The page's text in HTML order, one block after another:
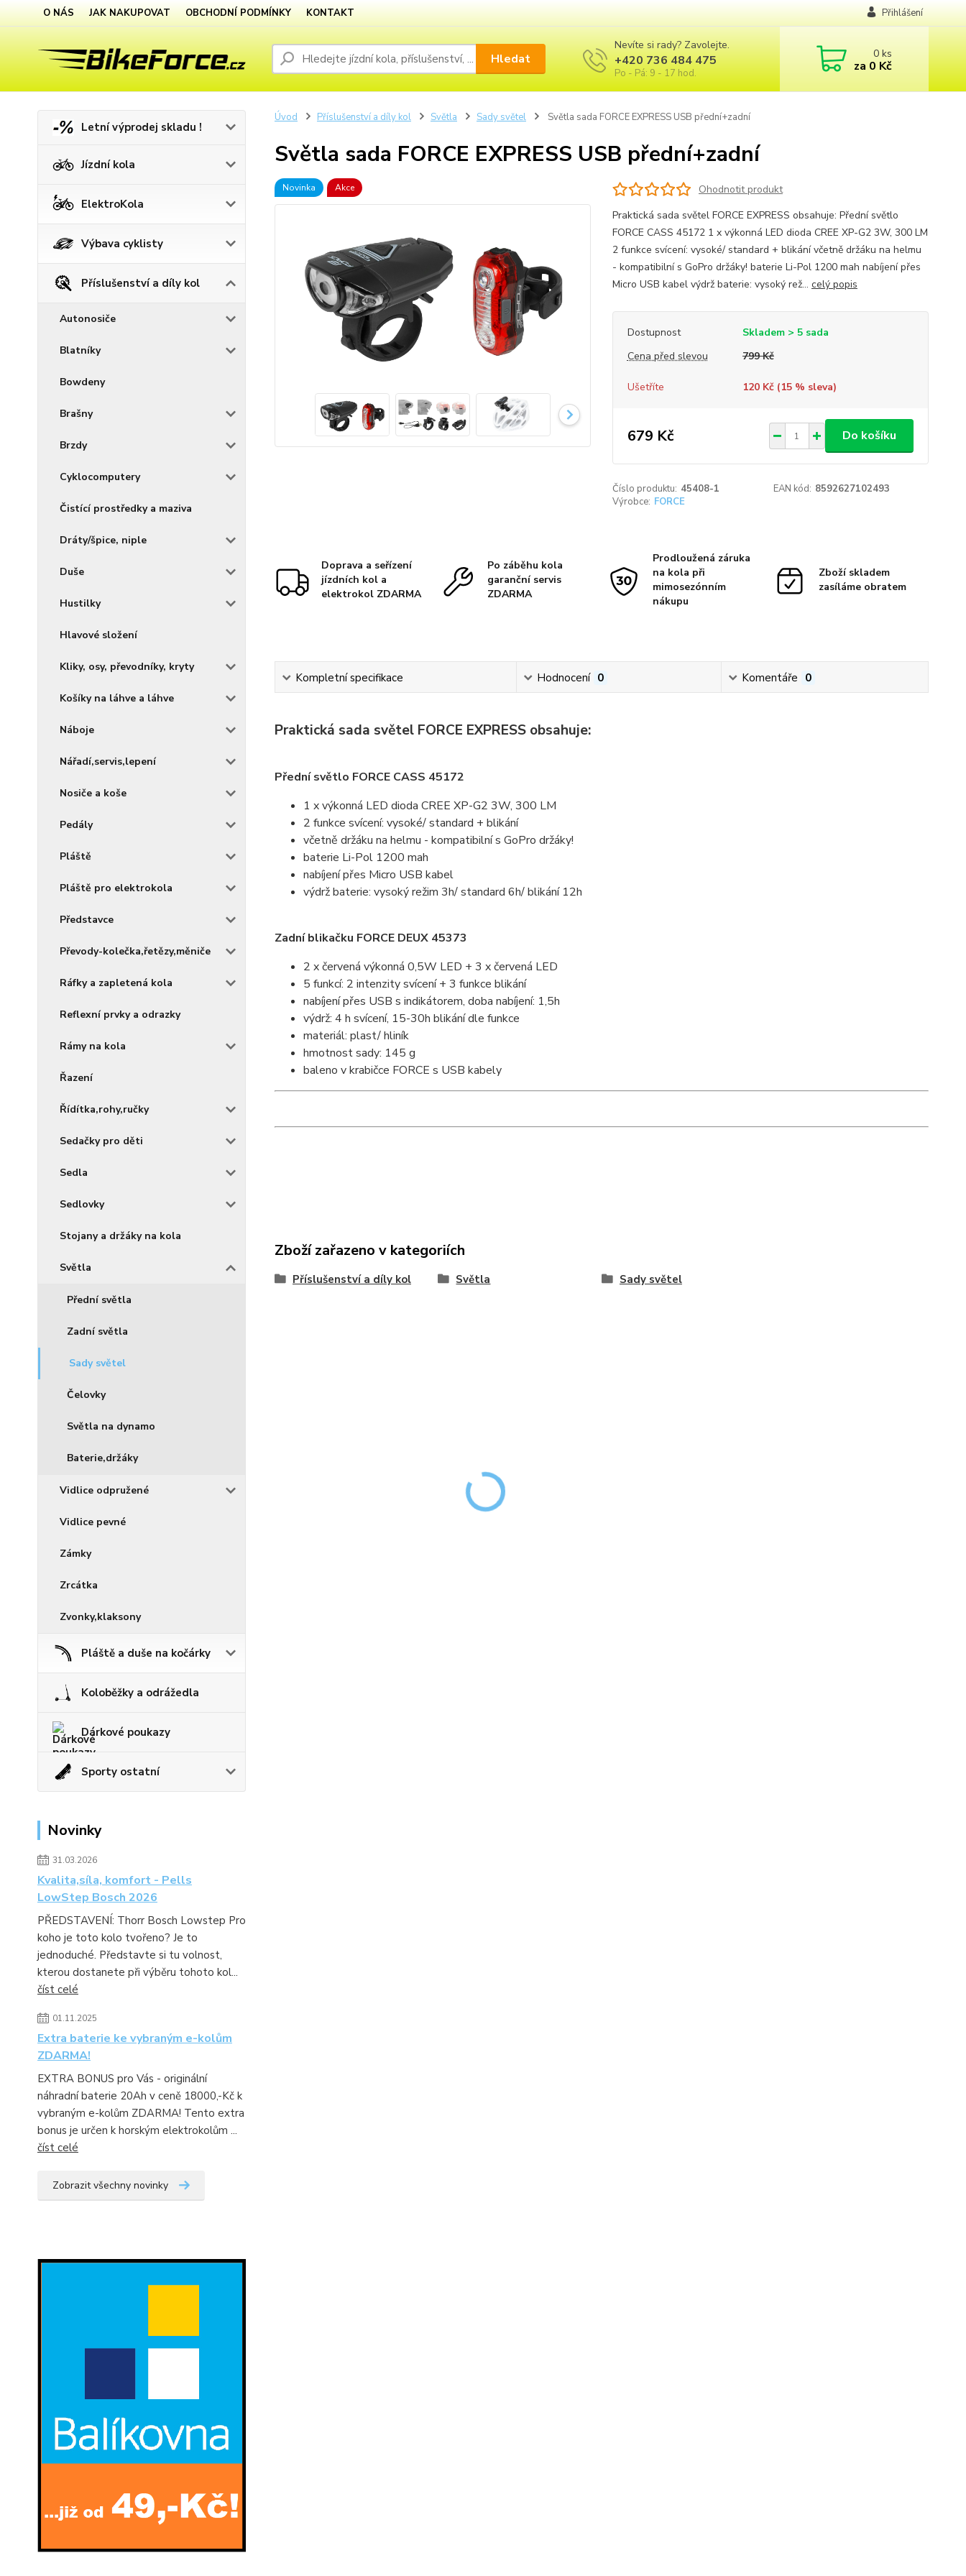
O NÁS JAK NAKUPOVAT OBCHODNÍ PODMÍNKY KONTAKT Přihlášení
Hledat
Nevíte si rady? Zavolejte.
+420 736 484 475
Po - Pá: 9 - 17 hod.
0ks
za 0 Kč
Letní výprodej skladu !
Jízdní kola
ElektroKola
Výbava cyklisty
Příslušenství a díly kol
Autonosiče
Blatníky
Bowdeny
Brašny
Brzdy
Cyklocomputery
Čistící prostředky a maziva
Dráty/špice, niple
Duše
Hustilky
Hlavové složení
Kliky, osy, převodníky, kryty
Košíky na láhve a láhve
Náboje
Nářadí,servis,lepení
Nosiče a koše
Pedály
Pláště
Pláště pro elektrokola
Představce
Převody-kolečka,řetězy,měniče
Ráfky a zapletená kola
Reflexní prvky a odrazky
Rámy na kola
Řazení
Řídítka,rohy,ručky
Sedačky pro děti
Sedla
Sedlovky
Stojany a držáky na kola
Světla
Přední světla
Zadní světla
Sady světel
Čelovky
Světla na dynamo
Baterie,držáky
Vidlice odpružené
Vidlice pevné
Zámky
Zrcátka
Zvonky,klaksony
Pláště a duše na kočárky
Koloběžky a odrážedla
Dárkové poukazy
Sporty ostatní
Novinky
31.03.2026
Kvalita,síla, komfort - Pells
LowStep Bosch 2026
PŘEDSTAVENÍ: Thorr Bosch Lowstep Pro
koho je toto kolo tvořeno? Je to
jednoduché. Představte si tu volnost,
kterou dostanete při výběru tohoto kol...
číst celé
01.11.2025
Extra baterie ke vybraným e-kolům
ZDARMA!
EXTRA BONUS pro Vás - originální
náhradní baterie 20Ah v ceně 18000,-Kč k
vybraným e-kolům ZDARMA! Tento extra
bonus je určen k horským elektrokolům ...
číst celé
Zobrazit všechny novinky
Úvod Příslušenství a díly kol Světla Sady světel Světla sada FORCE EXPRESS USB přední+zadní
Světla sada FORCE EXPRESS USB přední+zadní
Novinka Akce
Ohodnotit produkt
Praktická sada světel FORCE EXPRESS obsahuje: Přední světlo
FORCE CASS 45172 1 x výkonná LED dioda CREE XP-G2 3W, 300 LM
2 funkce svícení: vysoké/ standard + blikání včetně držáku na helmu
- kompatibilní s GoPro držáky! baterie Li-Pol 1200 mah nabíjení přes
Micro USB kabel výdrž baterie: vysoký rež... celý popis
Dostupnost
Skladem > 5 sada
Cena před slevou
799 Kč
Ušetříte 120 Kč (15% sleva)
679 Kč Do košíku
Číslo produktu: 45408-1 EAN kód: 8592627102493
Výrobce: FORCE
Doprava a seřízení
jízdních kol a
elektrokol ZDARMA
Po záběhu kola
garanční servis
ZDARMA
Prodloužená záruka
na kola při
mimosezónním
nákupu
Zboží skladem
zasíláme obratem
Kompletní specifikace Hodnocení 0 Komentáře 0
Praktická sada světel FORCE EXPRESS obsahuje:
Přední světlo FORCE CASS 45172
1 x výkonná LED dioda CREE XP-G2 3W, 300 LM
2 funkce svícení: vysoké/ standard + blikání
včetně držáku na helmu - kompatibilní s GoPro držáky!
baterie Li-Pol 1200 mah
nabíjení přes Micro USB kabel
výdrž baterie: vysoký režim 3h/ standard 6h/ blikání 12h
Zadní blikačku FORCE DEUX 45373
2 x červená výkonná 0,5W LED + 3 x červená LED
5 funkcí: 2 intenzity svícení + 3 funkce blikání
nabíjení přes USB s indikátorem, doba nabíjení: 1,5h
výdrž: 4 h svícení, 15-30h blikání dle funkce
materiál: plast/ hliník
hmotnost sady: 145 g
baleno v krabičce FORCE s USB kabely
Zboží zařazeno v kategoriích
Příslušenství a díly kol Světla Sady světel